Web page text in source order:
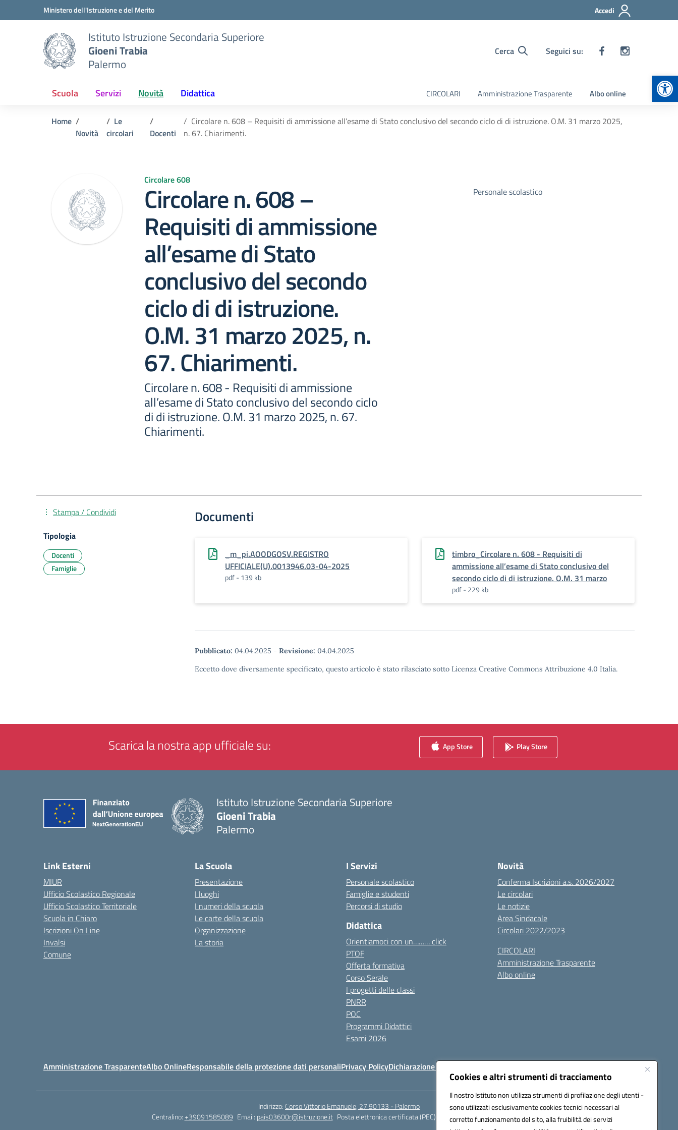
Cookies e altri strumenti di tracciamento
Il nostro Istituto non utilizza strumenti di profilazione degli utenti -
sono utilizzati esclusivamente cookies tecnici necessari al
corretto funzionamento del sito, alla fruibilità dei servizi
Vai ai contenuti
Vai al menu di navigazioneMinistero dell'Istruzione e del Merito Accedi
Istituto Istruzione Secondaria Superiore
Gioeni Trabia
Palermo
Cerca Seguici su:
Scuola Servizi Novità Didattica CIRCOLARI Amministrazione Trasparente Albo online
Home
Novità
Le
circolari
Docenti
Circolare n. 608 – Requisiti di ammissione all’esame di Stato conclusivo del secondo ciclo di di istruzione. O.M. 31 marzo 2025,
n. 67. Chiarimenti.
Circolare 608
Circolare n. 608 –
Requisiti di ammissione
all’esame di Stato
conclusivo del secondo
ciclo di di istruzione.
O.M. 31 marzo 2025, n.
67. Chiarimenti.
Circolare n. 608 - Requisiti di ammissione
all’esame di Stato conclusivo del secondo ciclo
di di istruzione. O.M. 31 marzo 2025, n. 67.
Chiarimenti.
Personale scolastico
Documenti
_m_pi.AOODGOSV.REGISTRO
UFFICIALE(U).0013946.03-04-2025
pdf - 139 kb
timbro_Circolare n. 608 - Requisiti di
ammissione all’esame di Stato conclusivo del
secondo ciclo di di istruzione. O.M. 31 marzo
pdf - 229 kb
Pubblicato: 04.04.2025 - Revisione: 04.04.2025
Eccetto dove diversamente specificato, questo articolo è stato rilasciato sotto Licenza Creative Commons Attribuzione 4.0 Italia.
Stampa / Condividi
Tipologia
Docenti
Famiglie
Scarica la nostra app ufficiale su: App Store Play Store
Istituto Istruzione Secondaria Superiore
Gioeni Trabia
Palermo
Link Esterni
MIUR
Ufficio Scolastico Regionale
Ufficio Scolastico Territoriale
Scuola in Chiaro
Iscrizioni On Line
Invalsi
Comune
La Scuola
Presentazione
I luoghi
I numeri della scuola
Le carte della scuola
Organizzazione
La storia
I Servizi
Personale scolastico
Famiglie e studenti
Percorsi di studio
Didattica
Orientiamoci con un……… click
PTOF
Offerta formativa
Corso Serale
I progetti delle classi
PNRR
POC
Programmi Didattici
Esami 2026
Novità
Conferma Iscrizioni a.s. 2026/2027
Le circolari
Le notizie
Area Sindacale
Circolari 2022/2023
CIRCOLARI
Amministrazione Trasparente
Albo online
Amministrazione TrasparenteAlbo OnlineResponsabile della protezione dati personaliPrivacy PolicyDichiarazione di accessibilità Seguici su:
Indirizzo: Corso Vittorio Emanuele, 27 90133 - Palermo
Centralino:+39091585089 Email: pais03600r@istruzione.it Posta elettronica certificata (PEC): pais03600r@pec.istruzione.it